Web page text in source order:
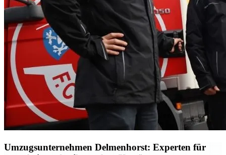
Umzugsunternehmen Delmenhorst: Experten für